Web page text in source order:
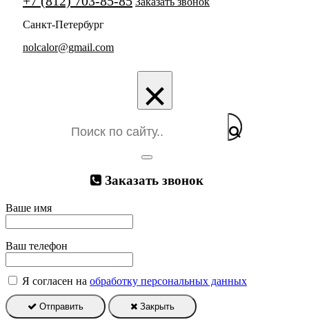
Санкт-Петербург
nolcalor@gmail.com
×
Заказать звонок
Ваше имя
Ваш телефон
Я согласен на обработку персональных данных
Отправить Закрыть